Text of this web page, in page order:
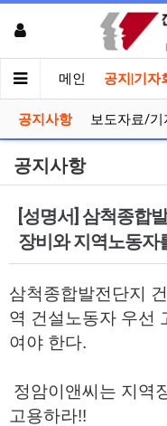
메인 공지|기자
공지사항 보도자료/기
공지사항
[성명서] 삼척종합
장비와 지역노동자
삼척종합발전단지
역 건설노동자 우선
여야 한다.
정암이앤씨는 지역
고용하라!!